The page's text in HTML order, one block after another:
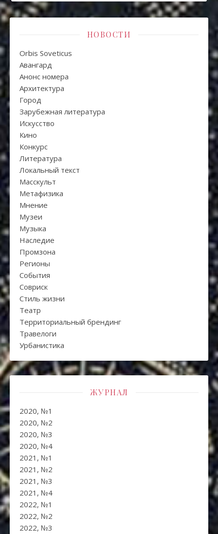
НОВОСТИ
Orbis Soveticus
Авангард
Анонс номера
Архитектура
Город
Зарубежная литература
Искуcство
Кино
Конкурс
Литература
Локальный текст
Масскульт
Метафизика
Мнение
Музеи
Музыка
Наследие
Промзона
Регионы
События
Совриск
Стиль жизни
Театр
Территориальный брендинг
Травелоги
Урбанистика
ЖУРНАЛ
2020, №1
2020, №2
2020, №3
2020, №4
2021, №1
2021, №2
2021, №3
2021, №4
2022, №1
2022, №2
2022, №3